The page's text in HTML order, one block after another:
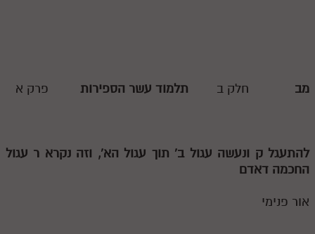
מב חלק ב תלמוד עשר הספירות פרק א
להתעגלק ונעשה עגול ב' תוך עגול הא', וזה נקרא ר עגול
החכמה דאדם
אור פנימי